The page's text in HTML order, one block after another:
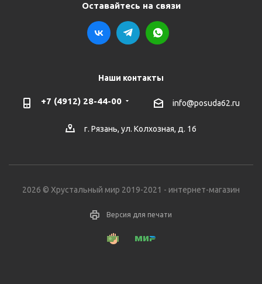
Оставайтесь на связи
Наши контакты
+7 (4912) 28-44-00 info@posuda62.ru
г. Рязань, ул. Колхозная, д. 16
2026 © Хрустальный мир 2019-2021 - интернет-магазин
Версия для печати